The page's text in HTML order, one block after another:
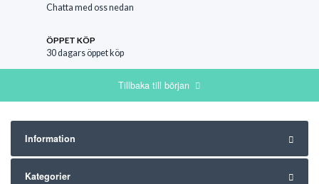
Chatta med oss nedan
ÖPPET KÖP
30 dagars öppet köp
Tillbaka till början
Information
Kategorier